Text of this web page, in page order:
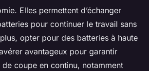
Elles permettent d’échanger
pour continuer le travail sans
opter pour des batteries à haute
avantageux pour garantir
de coupe en continu, notamment